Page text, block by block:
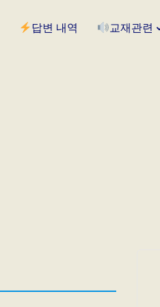
답변 내역 교재관련